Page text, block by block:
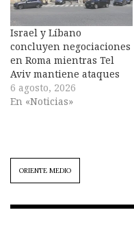
Israel y Líbano
concluyen negociaciones
en Roma mientras Tel
Aviv mantiene ataques
6 agosto, 2026
En «Noticias»
ORIENTE MEDIO